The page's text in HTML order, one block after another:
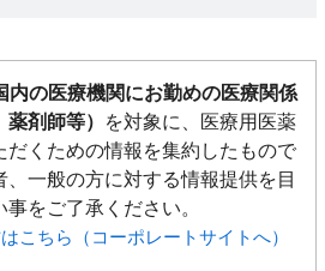
内の医療機関にお勤めの医療関係
剤師等）
を対象に、医療用医薬
だくための情報を集約したもので
一般の方に対する情報提供を目
をご了承ください。
こちら（コーポレートサイトへ）